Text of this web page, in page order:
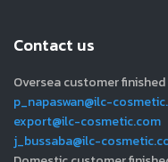
Contact us
Oversea customer
p_napaswan@ilc-
export@ilc-cosmetic.com
j_bussaba@ilc-